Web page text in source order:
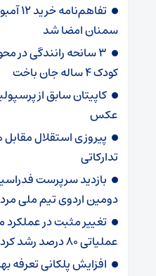
سمنان امضا شد
۳ سانحه رانندگی در
کودک ۴ ساله جان باخت
کاپیتان سابق از
عکس
پیروزی استقلال
تدارکاتی
بازدید سرپرست
دومین اردوی تیم ملی
تغییر مثبت در عملکرد
عملیاتی ۸۰ درصد رشد کرد
افزایش پلکانی تعرفه